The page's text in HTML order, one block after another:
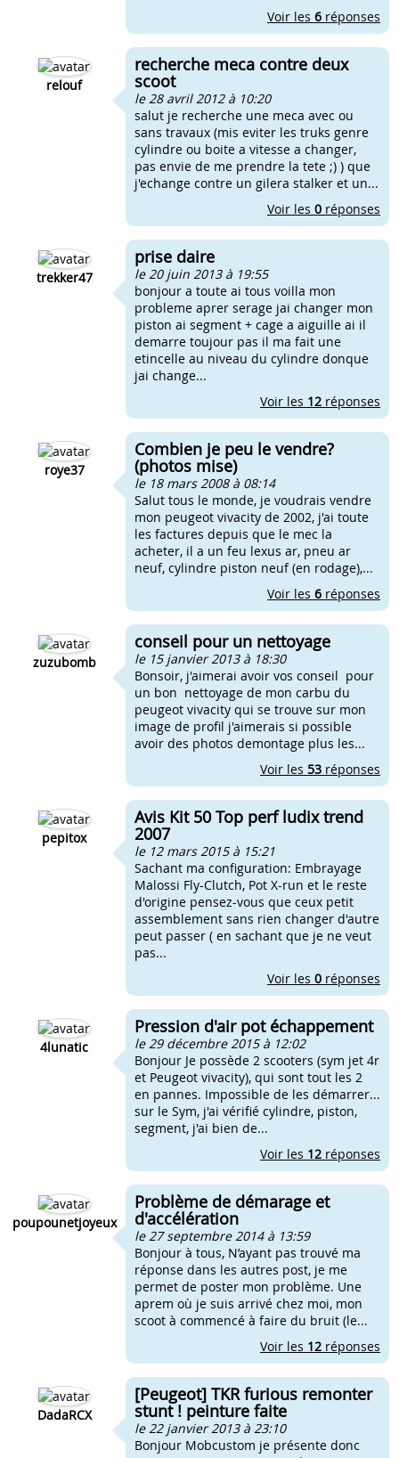
Voir les 6 réponses
relouf
recherche meca contre deux
scoot
le 28 avril 2012 à 10:20
salut je recherche une meca avec ou
sans travaux (mis eviter les truks genre
cylindre ou boite a vitesse a changer,
pas envie de me prendre la tete ;) ) que
j'echange contre un gilera stalker et un...
Voir les 0 réponses
trekker47
prise daire
le 20 juin 2013 à 19:55
bonjour a toute ai tous voilla mon
probleme aprer serage jai changer mon
piston ai segment + cage a aiguille ai il
demarre toujour pas il ma fait une
etincelle au niveau du cylindre donque
jai change...
Voir les 12 réponses
roye37
Combien je peu le vendre?
(photos mise)
le 18 mars 2008 à 08:14
Salut tous le monde, je voudrais vendre
mon peugeot vivacity de 2002, j'ai toute
les factures depuis que le mec la
acheter, il a un feu lexus ar, pneu ar
neuf, cylindre piston neuf (en rodage),...
Voir les 6 réponses
zuzubomb
conseil pour un nettoyage
le 15 janvier 2013 à 18:30
Bonsoir, j'aimerai avoir vos conseil pour
un bon nettoyage de mon carbu du
peugeot vivacity qui se trouve sur mon
image de profil j'aimerais si possible
avoir des photos demontage plus les...
Voir les 53 réponses
pepitox
Avis Kit 50 Top perf ludix trend
2007
le 12 mars 2015 à 15:21
Sachant ma configuration: Embrayage
Malossi Fly-Clutch, Pot X-run et le reste
d'origine pensez-vous que ceux petit
assemblement sans rien changer d'autre
peut passer ( en sachant que je ne veut
pas...
Voir les 0 réponses
4lunatic
Pression d'air pot échappement
le 29 décembre 2015 à 12:02
Bonjour Je possède 2 scooters (sym jet 4r
et Peugeot vivacity), qui sont tout les 2
en pannes. Impossible de les démarrer...
sur le Sym, j'ai vérifié cylindre, piston,
segment, j'ai bien de...
Voir les 12 réponses
poupounetjoyeux
Problème de démarage et
d'accélération
le 27 septembre 2014 à 13:59
Bonjour à tous, N’ayant pas trouvé ma
réponse dans les autres post, je me
permet de poster mon problème. Une
aprem où je suis arrivé chez moi, mon
scoot à commencé à faire du bruit (le...
Voir les 12 réponses
DadaRCX
[Peugeot] TKR furious remonter
stunt ! peinture faite
le 22 janvier 2013 à 23:10
Bonjour Mobcustom je présente donc